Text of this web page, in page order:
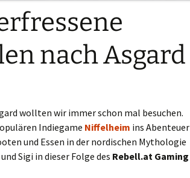
nach Asgard
wollten wir immer schon mal besuchen.
Indiegame Niffelheim ins Abenteuer
und Essen in der nordischen Mythologie
Sigi in dieser Folge des Rebell.at Gaming